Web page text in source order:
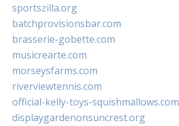
sportszilla.org
batchprovisionsbar.com
brasserie-gobette.com
musicrearte.com
morseysfarms.com
riverviewtennis.com
official-kelly-toys-squishmallows.com
displaygardenonsuncrest.org